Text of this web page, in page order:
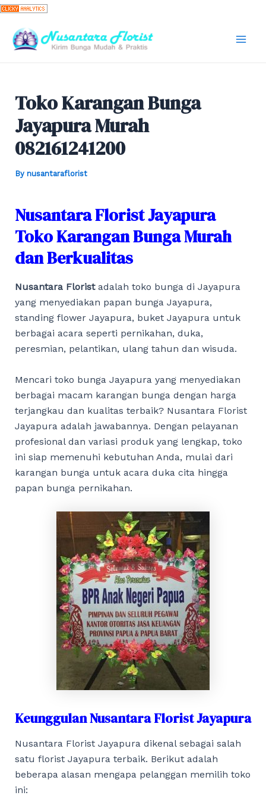
Skip
content
Toko Karangan Bunga
Jayapura Murah
082161241200
By nusantaraflorist
Nusantara Florist Jayapura
Toko Karangan Bunga Murah
dan Berkualitas
Nusantara Floristadalah toko bunga di Jayapura
yang menyediakan papan bunga Jayapura,
standing flower Jayapura, buket Jayapura untuk
berbagai acara seperti pernikahan, duka,
peresmian, pelantikan, ulang tahun dan wisuda.
Mencari toko bunga Jayapura yang menyediakan
berbagai macam karangan bunga dengan harga
terjangkau dan kualitas terbaik? Nusantara Florist
Jayapura adalah jawabannya. Dengan pelayanan
profesional dan variasi produk yang lengkap, toko
ini siap memenuhi kebutuhan Anda, mulai dari
karangan bunga untuk acara duka cita hingga
papan bunga pernikahan.
Keunggulan Nusantara Florist Jayapura
Nusantara Florist Jayapura dikenal sebagai salah
satu florist Jayapura terbaik. Berikut adalah
beberapa alasan mengapa pelanggan memilih toko
ini: